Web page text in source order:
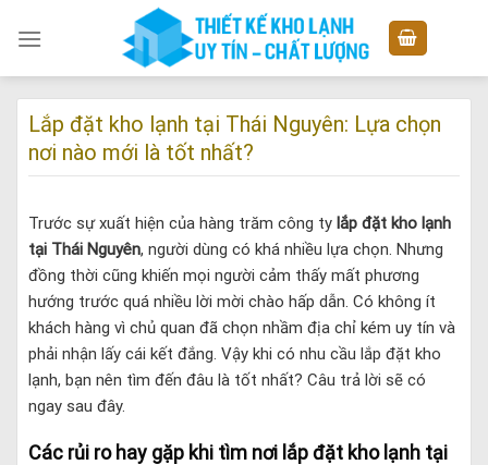
Lắp đặt kho lạnh tại Thái Nguyên: Lựa chọn
nơi nào mới là tốt nhất?
Trước sự xuất hiện của hàng trăm công ty lắp đặt kho lạnh
tại Thái Nguyên, người dùng có khá nhiều lựa chọn. Nhưng
đồng thời cũng khiến mọi người cảm thấy mất phương
hướng trước quá nhiều lời mời chào hấp dẫn. Có không ít
khách hàng vì chủ quan đã chọn nhầm địa chỉ kém uy tín và
phải nhận lấy cái kết đắng. Vậy khi có nhu cầu lắp đặt kho
lạnh, bạn nên tìm đến đâu là tốt nhất? Câu trả lời sẽ có
ngay sau đây.
Các rủi ro hay gặp khi tìm nơi lắp đặt kho lạnh tại